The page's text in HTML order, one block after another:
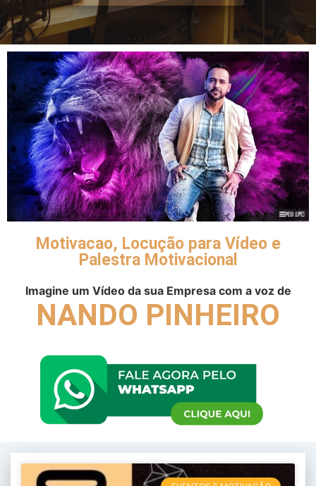
Motivacao, Locução para Vídeo e
Palestra Motivacional
Imagine um Vídeo da sua Empresa com a voz de
NANDO PINHEIRO